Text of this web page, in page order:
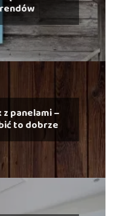
panelami –
to dobrze